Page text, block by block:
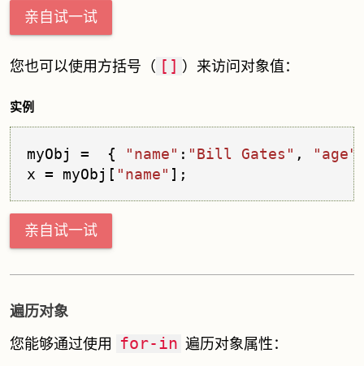
亲自试一试
您也可以使用方括号（ [] ）来访问对象值：
实例
myObj =  { "name" : "Bill Gates" , "age"
x = myObj[ "name"
亲自试一试
遍历对象
您能够通过使用 for-in 遍历对象属性：